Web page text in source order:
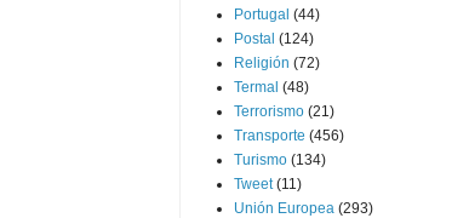
Portugal (44)
Postal (124)
Religión (72)
Termal (48)
Terrorismo (21)
Transporte (456)
Turismo (134)
Tweet (11)
Unión Europea (293)